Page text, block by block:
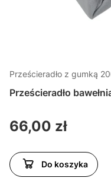
Prześcieradło z gumką
Prześcieradło
Cena
66,00 zł
Do koszyka